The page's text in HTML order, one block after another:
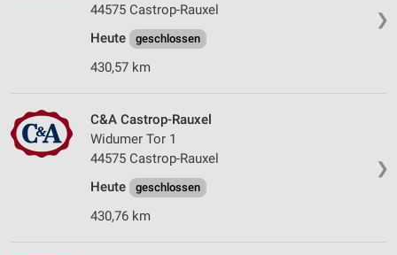
❯
44575 Castrop-Rauxel
Heute
geschlossen
430,57 km
❯
C&A Castrop-Rauxel
Widumer Tor 1
44575 Castrop-Rauxel
Heute
geschlossen
430,76 km